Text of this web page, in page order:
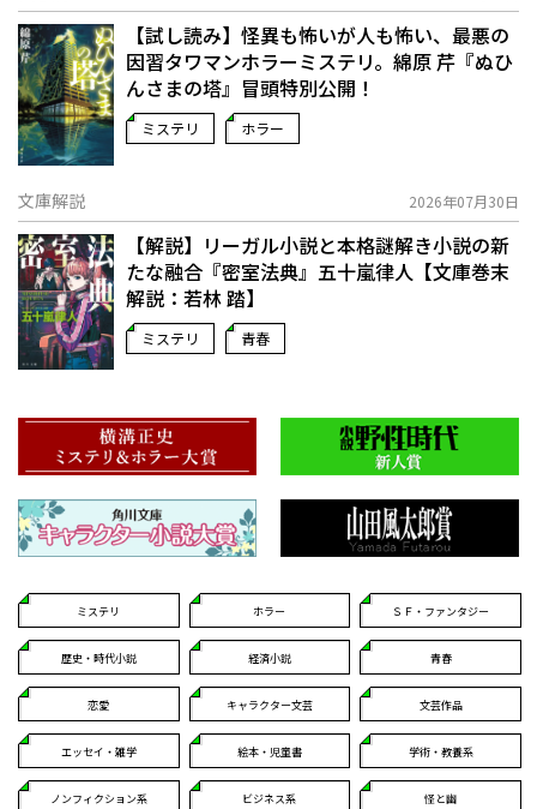
【試し読み】怪異も怖いが人も怖い、最悪の
因習タワマンホラーミステリ。綿原 芹『ぬひ
んさまの塔』冒頭特別公開！
ミステリ ホラー
文庫解説 2026年07月30日
【解説】リーガル小説と本格謎解き小説の新
たな融合――『密室法典』五十嵐律人【文庫巻末
解説：若林 踏】
ミステリ 青春
ミステリ ホラー ＳＦ・ファンタジー
歴史・時代小説 経済小説 青春
恋愛 キャラクター文芸 文芸作品
エッセイ・雑学 絵本・児童書 学術・教養系
ノンフィクション系 ビジネス系 怪と幽